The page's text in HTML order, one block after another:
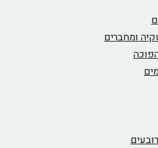
ומחברים